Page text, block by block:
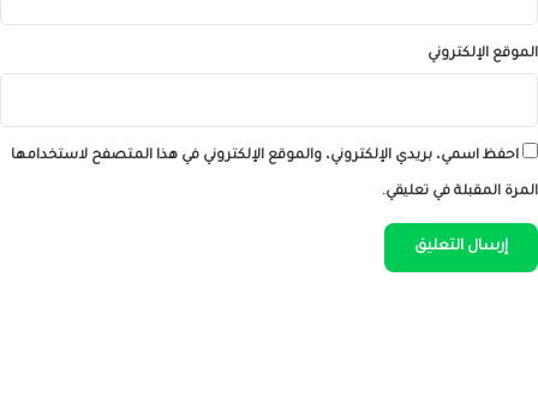
الموقع الإلكتروني
احفظ اسمي، بريدي الإلكتروني، والموقع الإلكتروني في هذا المتصفح لاستخدامها
المرة المقبلة في تعليقي.